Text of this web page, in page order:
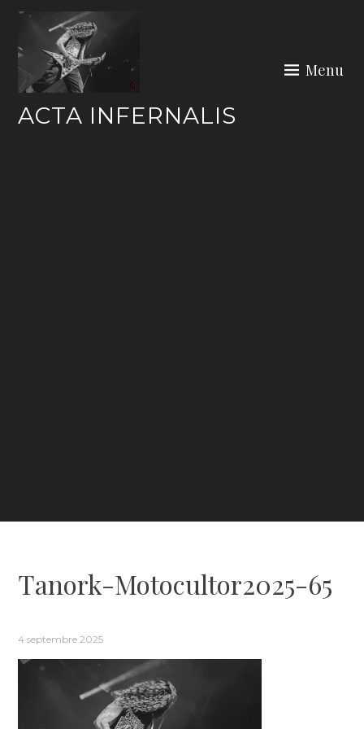
Skip
content
ACTA INFERNALIS
Menu
Tanork-Motocultor2025-65
4 septembre 2025